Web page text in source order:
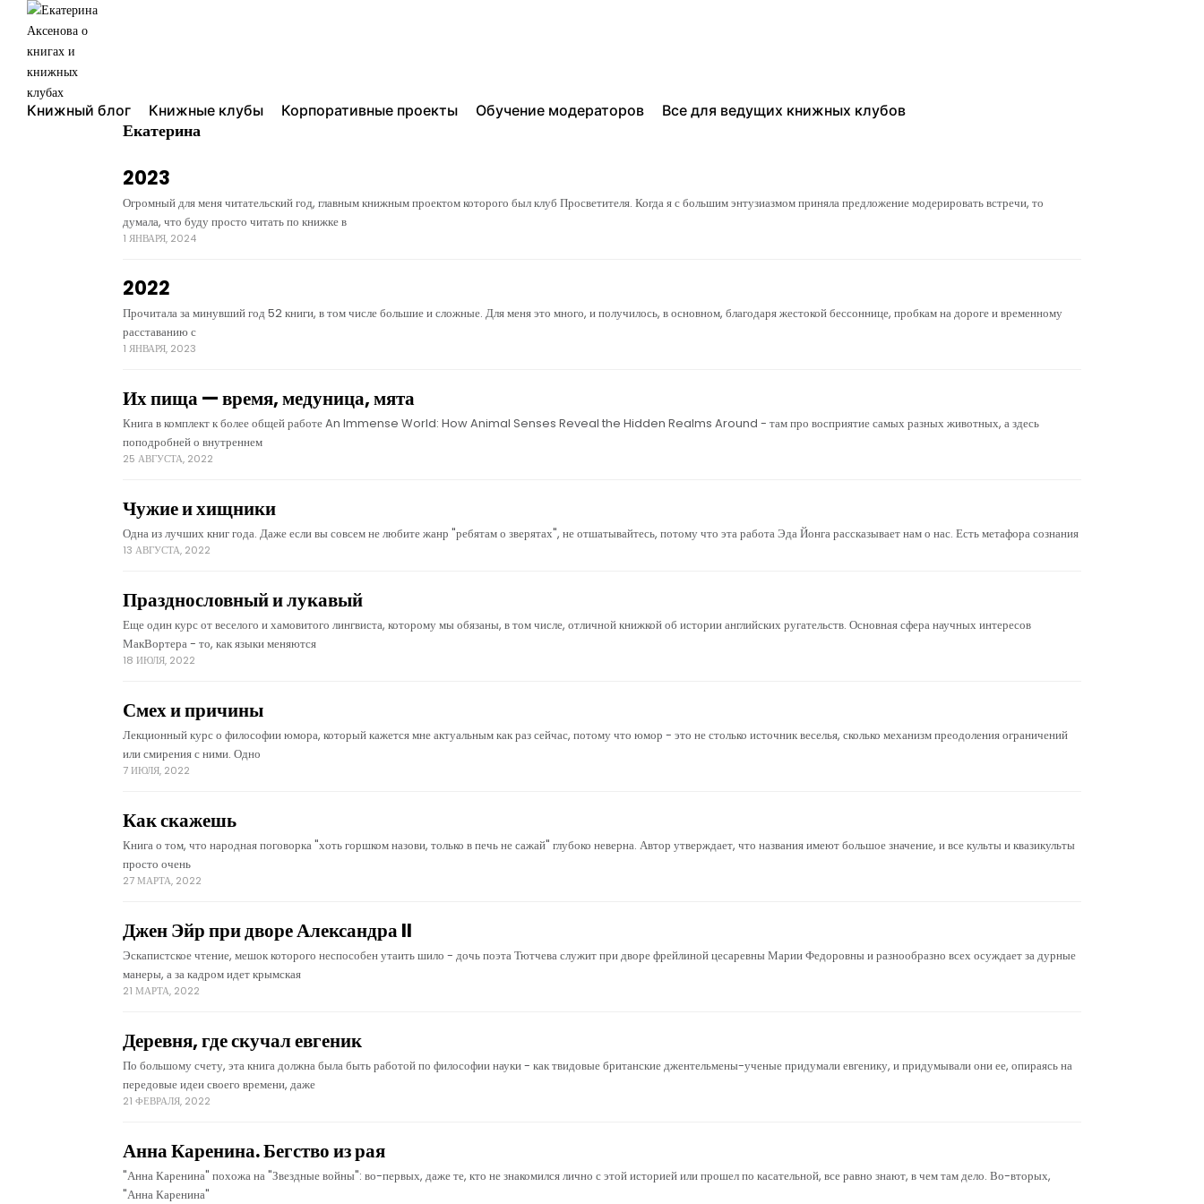
Книжный блог Книжные клубы Корпоративные проекты Обучение модераторов Все для ведущих книжных клубов
Екатерина
2023
Огромный для меня читательский год, главным книжным проектом которого был клуб Просветителя. Когда я с большим энтузиазмом приняла предложение модерировать встречи, то
думала, что буду просто читать по книжке в
1 ЯНВАРЯ, 2024
2022
Прочитала за минувший год 52 книги, в том числе большие и сложные. Для меня это много, и получилось, в основном, благодаря жестокой бессоннице, пробкам на дороге и временному
расставанию с
1 ЯНВАРЯ, 2023
Их пища — время, медуница, мята
Книга в комплект к более общей работе An Immense World: How Animal Senses Reveal the Hidden Realms Around - там про восприятие самых разных животных, а здесь
поподробней о внутреннем
25 АВГУСТА, 2022
Чужие и хищники
Одна из лучших книг года. Даже если вы совсем не любите жанр "ребятам о зверятах", не отшатывайтесь, потому что эта работа Эда Йонга рассказывает нам о нас. Есть метафора сознания
13 АВГУСТА, 2022
Празднословный и лукавый
Еще один курс от веселого и хамовитого лингвиста, которому мы обязаны, в том числе, отличной книжкой об истории английских ругательств. Основная сфера научных интересов
МакВортера - то, как языки меняются
18 ИЮЛЯ, 2022
Смех и причины
Лекционный курс о философии юмора, который кажется мне актуальным как раз сейчас, потому что юмор - это не столько источник веселья, сколько механизм преодоления ограничений
или смирения с ними. Одно
7 ИЮЛЯ, 2022
Как скажешь
Книга о том, что народная поговорка "хоть горшком назови, только в печь не сажай" глубоко неверна. Автор утверждает, что названия имеют большое значение, и все культы и квазикульты
просто очень
27 МАРТА, 2022
Джен Эйр при дворе Александра II
Эскапистское чтение, мешок которого неспособен утаить шило - дочь поэта Тютчева служит при дворе фрейлиной цесаревны Марии Федоровны и разнообразно всех осуждает за дурные
манеры, а за кадром идет крымская
21 МАРТА, 2022
Деревня, где скучал евгеник
По большому счету, эта книга должна была быть работой по философии науки - как твидовые британские джентельмены-ученые придумали евгенику, и придумывали они ее, опираясь на
передовые идеи своего времени, даже
21 ФЕВРАЛЯ, 2022
Анна Каренина. Бегство из рая
"Анна Каренина" похожа на "Звездные войны": во-первых, даже те, кто не знакомился лично с этой историей или прошел по касательной, все равно знают, в чем там дело. Во-вторых,
"Анна Каренина"